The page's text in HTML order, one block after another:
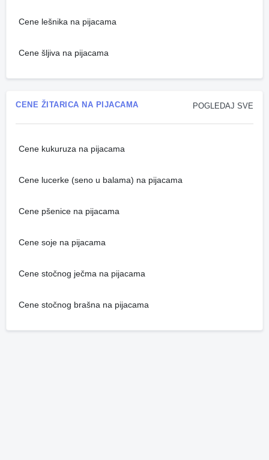
Cene lešnika na pijacama
Cene šljiva na pijacama
POGLEDAJ SVE
CENE ŽITARICA NA PIJACAMA
Cene kukuruza na pijacama
Cene lucerke (seno u balama) na pijacama
Cene pšenice na pijacama
Cene soje na pijacama
Cene stočnog ječma na pijacama
Cene stočnog brašna na pijacama